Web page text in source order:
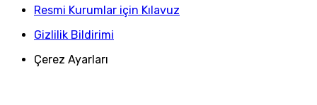
Resmi Kurumlar için Kılavuz
Gizlilik Bildirimi
Çerez Ayarları